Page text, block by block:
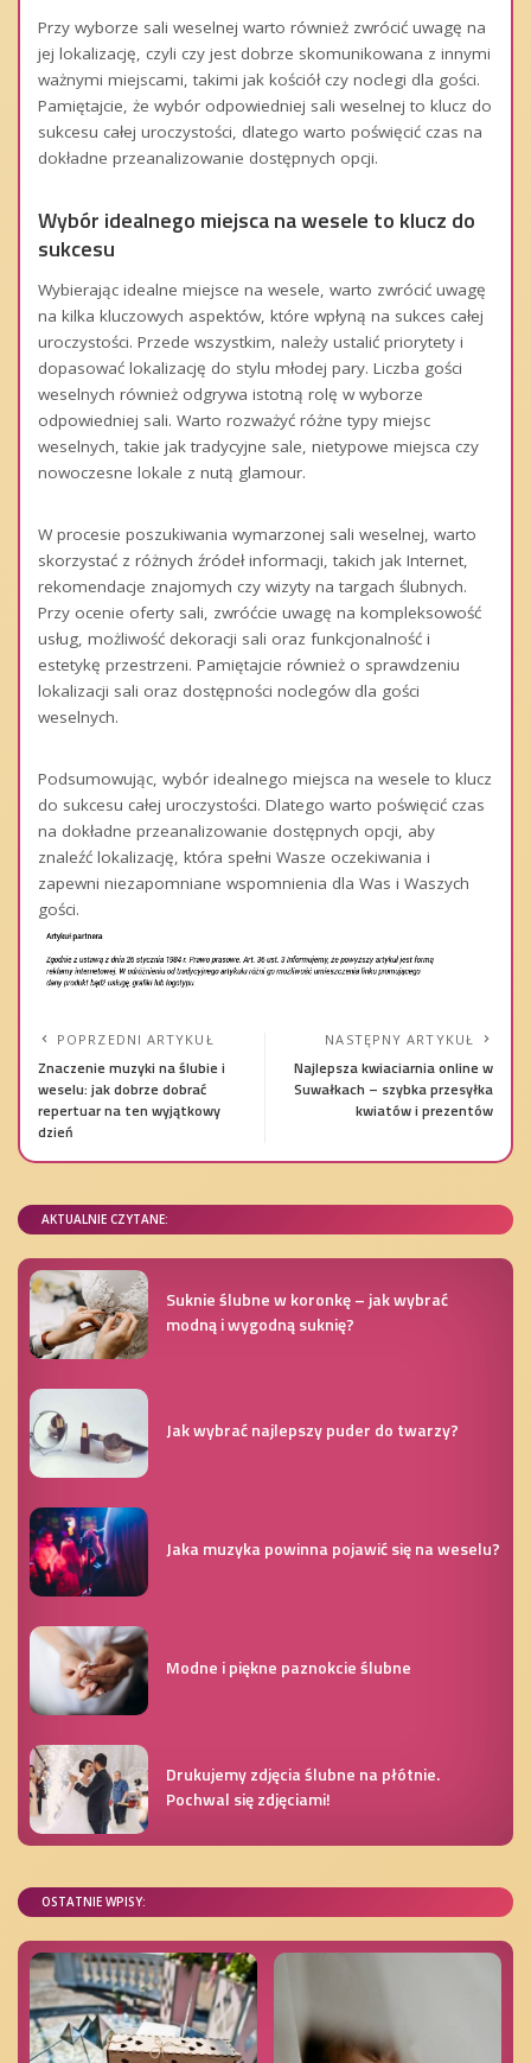
Przy wyborze sali weselnej warto również zwrócić uwagę na
jej lokalizację, czyli czy jest dobrze skomunikowana z innymi
ważnymi miejscami, takimi jak kościół czy noclegi dla gości.
Pamiętajcie, że wybór odpowiedniej sali weselnej to klucz do
sukcesu całej uroczystości, dlatego warto poświęcić czas na
dokładne przeanalizowanie dostępnych opcji.
Wybór idealnego miejsca na wesele to klucz do
sukcesu
Wybierając idealne miejsce na wesele, warto zwrócić uwagę
na kilka kluczowych aspektów, które wpłyną na sukces całej
uroczystości. Przede wszystkim, należy ustalić priorytety i
dopasować lokalizację do stylu młodej pary. Liczba gości
weselnych również odgrywa istotną rolę w wyborze
odpowiedniej sali. Warto rozważyć różne typy miejsc
weselnych, takie jak tradycyjne sale, nietypowe miejsca czy
nowoczesne lokale z nutą glamour.
W procesie poszukiwania wymarzonej sali weselnej, warto
skorzystać z różnych źródeł informacji, takich jak Internet,
rekomendacje znajomych czy wizyty na targach ślubnych.
Przy ocenie oferty sali, zwróćcie uwagę na kompleksowość
usług, możliwość dekoracji sali oraz funkcjonalność i
estetykę przestrzeni. Pamiętajcie również o sprawdzeniu
lokalizacji sali oraz dostępności noclegów dla gości
weselnych.
Podsumowując, wybór idealnego miejsca na wesele to klucz
do sukcesu całej uroczystości. Dlatego warto poświęcić czas
na dokładne przeanalizowanie dostępnych opcji, aby
znaleźć lokalizację, która spełni Wasze oczekiwania i
zapewni niezapomniane wspomnienia dla Was i Waszych
gości.
POPRZEDNI ARTYKUŁ
Znaczenie muzyki na ślubie i
weselu: jak dobrze dobrać
repertuar na ten wyjątkowy
dzień
NASTĘPNY ARTYKUŁ
Najlepsza kwiaciarnia online w
Suwałkach – szybka przesyłka
kwiatów i prezentów
AKTUALNIE CZYTANE:
Suknie ślubne w koronkę – jak wybrać
modną i wygodną suknię?
Jak wybrać najlepszy puder do twarzy?
Jaka muzyka powinna pojawić się na weselu?
Modne i piękne paznokcie ślubne
Drukujemy zdjęcia ślubne na płótnie.
Pochwal się zdjęciami!
OSTATNIE WPISY: